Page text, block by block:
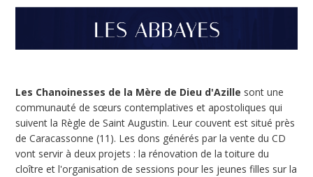
Les Chanoinesses de la Mère de Dieu d'Azille sont une
communauté de sœurs contemplatives et apostoliques qui
suivent la Règle de Saint Augustin. Leur couvent est situé près
de Caracassonne (11). Les dons générés par la vente du CD
vont servir à deux projets : la rénovation de la toiture du
cloître et l'organisation de sessions pour les jeunes filles sur la